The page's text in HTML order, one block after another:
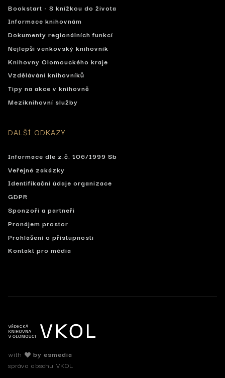
Bookstart - S knížkou do života
Informace knihovnám
Dokumenty regionálních funkcí
Nejlepší venkovský knihovník
Knihovny Olomouckého kraje
Vzdělávání knihovníků
Tipy na akce v knihovně
Meziknihovní služby
DALŠÍ ODKAZY
Informace dle z.č. 106/1999 Sb
Veřejné zakázky
Identifikační údaje organizace
GDPR
Sponzoři a partneři
Pronájem prostor
Prohlášení o přístupnosti
Kontakt pro média
with
by esmedia
správa obsahu VKOL